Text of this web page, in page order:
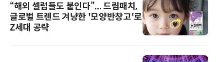
“해외 셀럽들도 붙인다”... 드림패치,
글로벌 트렌드 겨냥한 '모양반창고'로
Z세대 공략